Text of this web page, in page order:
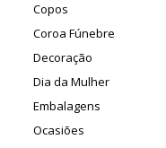
Copos
Coroa Fúnebre
Decoração
Dia da Mulher
Embalagens
Ocasiões